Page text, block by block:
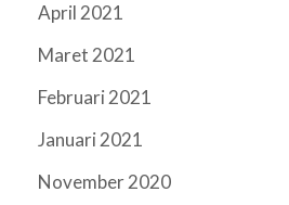
April 2021
Maret 2021
Februari 2021
Januari 2021
November 2020